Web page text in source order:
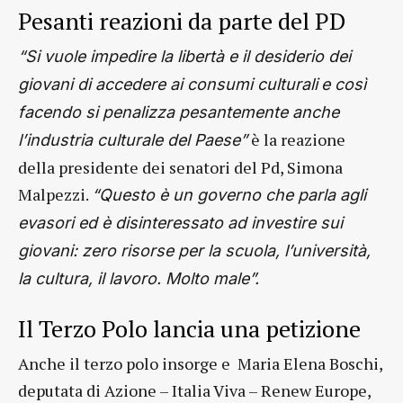
Pesanti reazioni da parte del PD
“Si vuole impedire la libertà e il desiderio dei
giovani di accedere ai consumi culturali e così
facendo si penalizza pesantemente anche
l’industria culturale del Paese”è la reazione
della presidente dei senatori del Pd, Simona
Malpezzi. “Questo è un governo che parla agli
evasori ed è disinteressato ad investire sui
giovani: zero risorse per la scuola, l’università,
la cultura, il lavoro. Molto male”.
Il Terzo Polo lancia una petizione
Anche il terzo polo insorge e Maria Elena Boschi,
deputata di Azione – Italia Viva – Renew Europe,